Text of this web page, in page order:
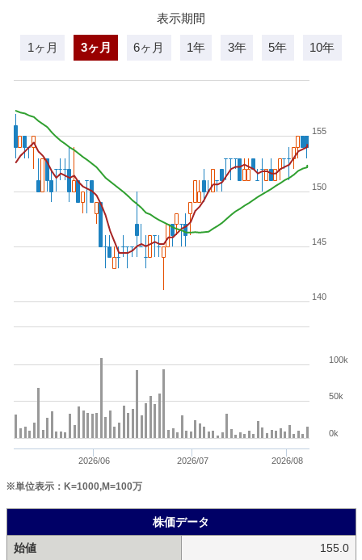
表示期間
1ヶ月 3ヶ月 6ヶ月 1年 3年 5年 10年
2026/06 2026/07 2026/08
140
145
150
155
0k
50k
100k
※単位表示：K=1000,M=100万
株価データ
始値
155.0